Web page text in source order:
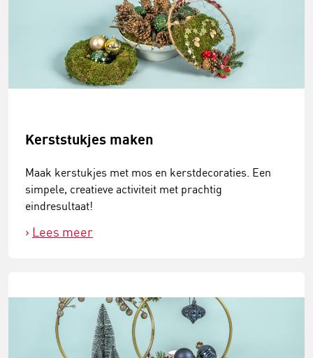
Kerststukjes maken
Maak kerstukjes met mos en kerstdecoraties. Een
simpele, creatieve activiteit met prachtig
eindresultaat!
Lees meer